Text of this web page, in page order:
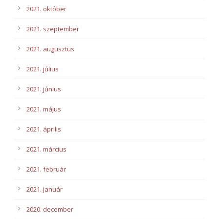
2021. október
2021. szeptember
2021. augusztus
2021. július
2021. június
2021. május
2021. április
2021. március
2021. február
2021. január
2020. december